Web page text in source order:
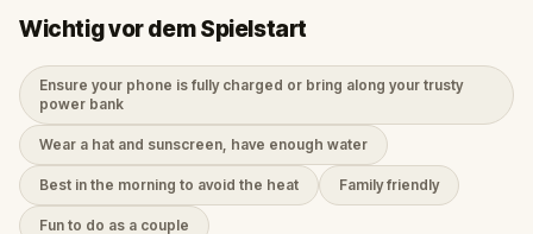
Wichtig vor dem Spielstart
Ensure your phone is fully charged or bring along your trusty
power bank
Wear a hat and sunscreen, have enough water
Best in the morning to avoid the heat Family friendly
Fun to do as a couple